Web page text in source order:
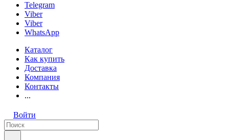
Telegram
Viber
Viber
WhatsApp
Каталог
Как купить
Доставка
Компания
Контакты
...
Войти